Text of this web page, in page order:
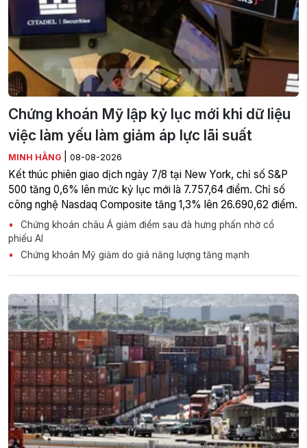
Chứng khoán Mỹ lập kỷ lục mới khi dữ liệu
việc làm yếu làm giảm áp lực lãi suất
MINH HẰNG 08-08-2026
Kết thúc phiên giao dịch ngày 7/8 tại New York, chỉ số S&P
500 tăng 0,6% lên mức kỷ lục mới là 7.757,64 điểm. Chỉ số
công nghệ Nasdaq Composite tăng 1,3% lên 26.690,62 điểm.
Chứng khoán châu Á giảm điểm sau đà hưng phấn nhờ cổ
phiếu AI
Chứng khoán Mỹ giảm do giá năng lượng tăng mạnh